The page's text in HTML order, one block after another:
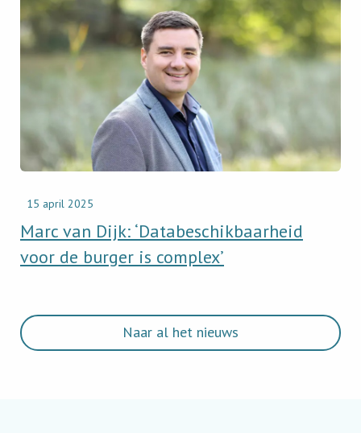
15 april 2025
Marc van Dijk: ‘Databeschikbaarheid
voor de burger is complex’
Read
newsitem
Marc
van
‘Databeschikbaarheid
burger
complex’
Naar al het nieuws